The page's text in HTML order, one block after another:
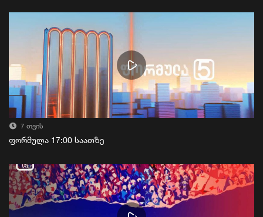
7 თვის
ფორმულა 17:00 საათზე